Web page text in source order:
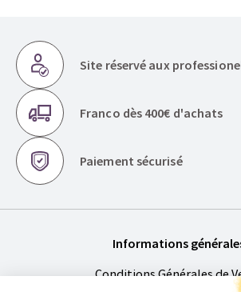
Site réservé aux
Franco dès 400€ d'achats
Paiement sécurisé
Informations
Conditions Générales de